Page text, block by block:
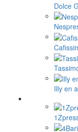
Dolce
Illy en